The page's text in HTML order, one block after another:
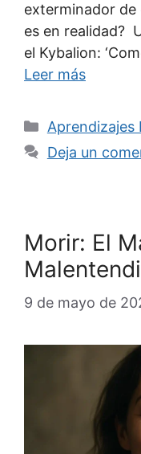
exterminador de
es en realidad?
el Kybalion:
Leer más
Categorías
Aprendizajes
Deja un
Morir: El
9 de mayo de